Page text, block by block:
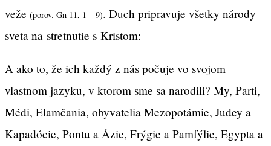
veže (porov. Gn 11, 1 – 9). Duch pripravuje všetky národy
sveta na stretnutie s Kristom:
A ako to, že ich každý z nás počuje vo svojom
vlastnom jazyku, v ktorom sme sa narodili? My, Parti,
Médi, Elamčania, obyvatelia Mezopotámie, Judey a
Kapadócie, Pontu a Ázie, Frýgie a Pamfýlie, Egypta a